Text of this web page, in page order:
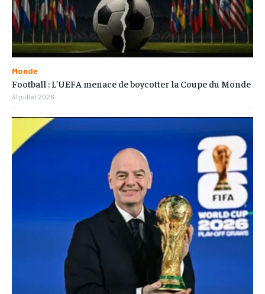
Monde
Football : L’UEFA menace de boycotter la Coupe du Monde
31 juillet 2026